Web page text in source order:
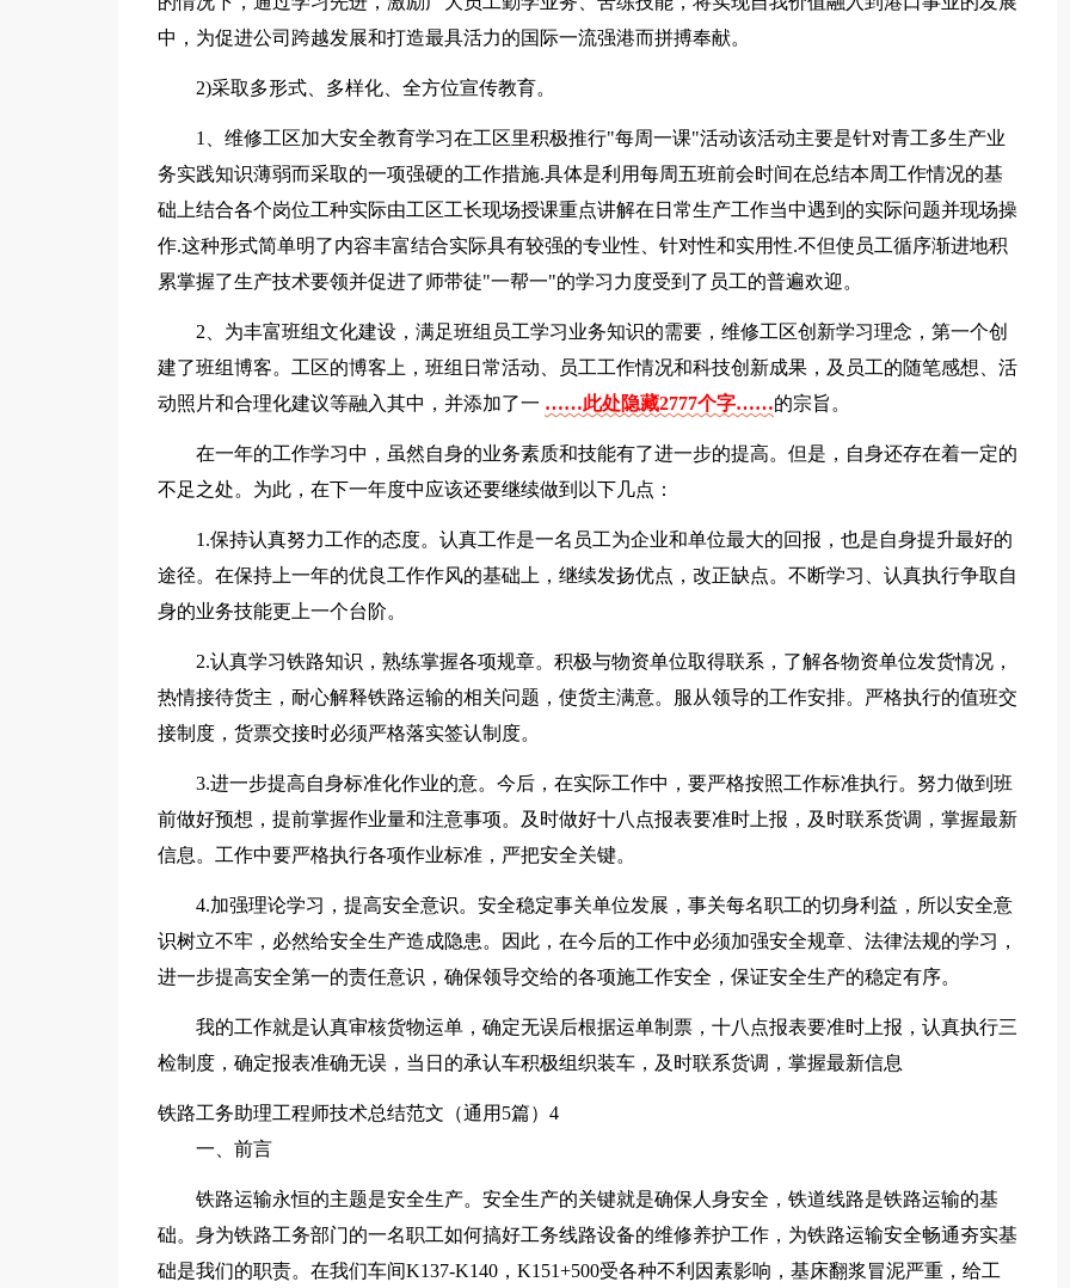
中，为促进公司跨越发展和打造最具活力的国际一流强港而拼搏奉献。
2)采取多形式、多样化、全方位宣传教育。
1、维修工区加大安全教育学习在工区里积极推行"每周一课"活动该活动主要是针对青工多生产业
务实践知识薄弱而采取的一项强硬的工作措施.具体是利用每周五班前会时间在总结本周工作情况的基
础上结合各个岗位工种实际由工区工长现场授课重点讲解在日常生产工作当中遇到的实际问题并现场操
作.这种形式简单明了内容丰富结合实际具有较强的专业性、针对性和实用性.不但使员工循序渐进地积
累掌握了生产技术要领并促进了师带徒"一帮一"的学习力度受到了员工的普遍欢迎。
2、为丰富班组文化建设，满足班组员工学习业务知识的需要，维修工区创新学习理念，第一个创
建了班组博客。工区的博客上，班组日常活动、员工工作情况和科技创新成果，及员工的随笔感想、活
动照片和合理化建议等融入其中，并添加了一 ……此处隐藏2777个字……的宗旨。
在一年的工作学习中，虽然自身的业务素质和技能有了进一步的提高。但是，自身还存在着一定的
不足之处。为此，在下一年度中应该还要继续做到以下几点：
1.保持认真努力工作的态度。认真工作是一名员工为企业和单位最大的回报，也是自身提升最好的
途径。在保持上一年的优良工作作风的基础上，继续发扬优点，改正缺点。不断学习、认真执行争取自
身的业务技能更上一个台阶。
2.认真学习铁路知识，熟练掌握各项规章。积极与物资单位取得联系，了解各物资单位发货情况，
热情接待货主，耐心解释铁路运输的相关问题，使货主满意。服从领导的工作安排。严格执行的值班交
接制度，货票交接时必须严格落实签认制度。
3.进一步提高自身标准化作业的意。今后，在实际工作中，要严格按照工作标准执行。努力做到班
前做好预想，提前掌握作业量和注意事项。及时做好十八点报表要准时上报，及时联系货调，掌握最新
信息。工作中要严格执行各项作业标准，严把安全关键。
4.加强理论学习，提高安全意识。安全稳定事关单位发展，事关每名职工的切身利益，所以安全意
识树立不牢，必然给安全生产造成隐患。因此，在今后的工作中必须加强安全规章、法律法规的学习，
进一步提高安全第一的责任意识，确保领导交给的各项施工作安全，保证安全生产的稳定有序。
我的工作就是认真审核货物运单，确定无误后根据运单制票，十八点报表要准时上报，认真执行三
检制度，确定报表准确无误，当日的承认车积极组织装车，及时联系货调，掌握最新信息
铁路工务助理工程师技术总结范文（通用5篇）4
一、前言
铁路运输永恒的主题是安全生产。安全生产的关键就是确保人身安全，铁道线路是铁路运输的基
础。身为铁路工务部门的一名职工如何搞好工务线路设备的维修养护工作，为铁路运输安全畅通夯实基
础是我们的职责。在我们车间K137-K140，K151+500受各种不利因素影响，基床翻浆冒泥严重，给工